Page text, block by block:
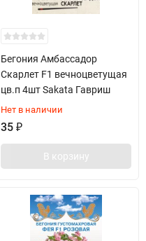
Бегония Амбассадор
Скарлет F1 вечноцветущая
цв.п 4шт Sakata Гавриш
Нет в наличии
35 ₽
В корзину